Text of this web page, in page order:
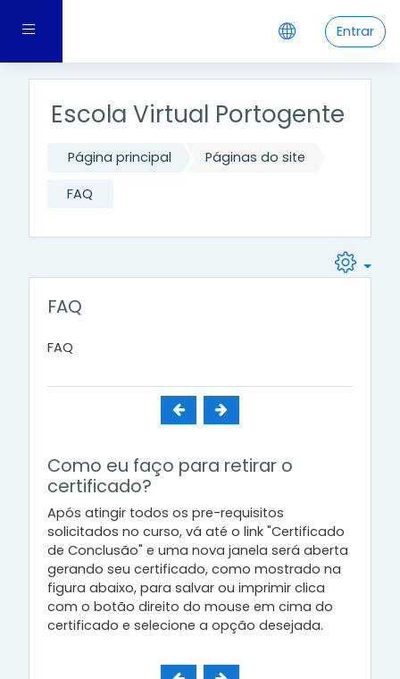
Painel lateral
Entrar
Escola Virtual Portogente
Página principal Páginas do site
FAQ
FAQ
FAQ
Como eu faço para retirar o
certificado?
Após atingir todos os pre-requisitos
solicitados no curso, vá até o link "Certificado
de Conclusão" e uma nova janela será aberta
gerando seu certificado, como mostrado na
figura abaixo, para salvar ou imprimir clica
com o botão direito do mouse em cima do
certificado e selecione a opção desejada.